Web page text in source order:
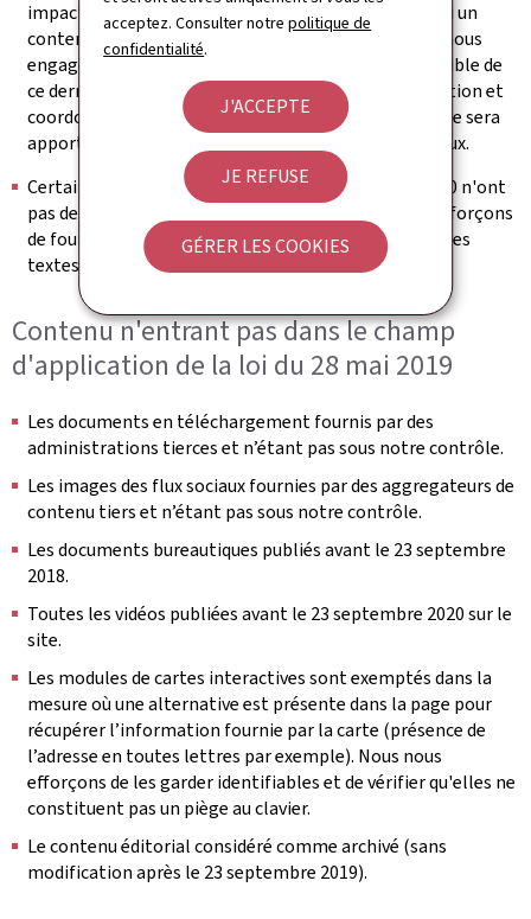
acceptez. Consulter notrepolitique de
confidentialité.
J'ACCEPTE
JE REFUSE
GÉRER LES COOKIES
impactant ne bloquent pas l’accès à l’information. Si un
contenu s’avérait malgré tout non accessible, nous nous
engageons à fournir sur demande une version accessible de
ce dernier (se référer à la section « Retour d'information et
coordonnées de contact »). Une attention particulière sera
apportée à la rédaction des futurs contenus éditoriaux.
Certaines vidéos publiées après le 23 septembre 2020 n'ont
pas de transcription textuelle adaptée. Nous nous efforçons
de fournir les messages transmis dans la vidéo dans les
textes environnants
Contenu n'entrant pas dans le champ
d'application de la loi du 28 mai 2019
Les documents en téléchargement fournis par des
administrations tierces et n’étant pas sous notre contrôle.
Les images des flux sociaux fournies par des aggregateurs de
contenu tiers et n’étant pas sous notre contrôle.
Les documents bureautiques publiés avant le 23 septembre
2018.
Toutes les vidéos publiées avant le 23 septembre 2020 sur le
site.
Les modules de cartes interactives sont exemptés dans la
mesure où une alternative est présente dans la page pour
récupérer l’information fournie par la carte (présence de
l’adresse en toutes lettres par exemple). Nous nous
efforçons de les garder identifiables et de vérifier qu'elles ne
constituent pas un piège au clavier.
Le contenu éditorial considéré comme archivé (sans
modification après le 23 septembre 2019).